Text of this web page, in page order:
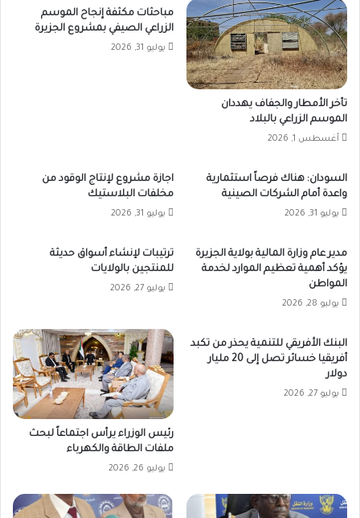
تأخر الأمطار والجفاف يهددان
الموسم الزراعي بالبلاد
أغسطس 1, 2026
مباحثات مكثفة إنجاح الموسم
الزراعي الصيفي بمشروع الجزيرة
يوليو 31, 2026
السودان: هناك فرصاً استثمارية
واعدة أمام الشركات الصينية
يوليو 31, 2026
اجازة مشروع لإنتاج الوقود من
مخلفات البلاستيك
يوليو 31, 2026
مدير عام وزارة المالية بولاية الجزيرة
يؤكد أهمية تعظيم الموارد لخدمة
المواطن
يوليو 28, 2026
ترتيبات لإنشاء أسواق حديثة
للمنتجين بالولايات
يوليو 27, 2026
البنك الأفريقي للتنمية يحذر من تكبد
أفريقيا خسائر تصل إلى 20 مليار
دولار
يوليو 27, 2026
رئيس الوزراء يرأس اجتماعاً لبحث
ملفات الطاقة والكهرباء
يوليو 26, 2026